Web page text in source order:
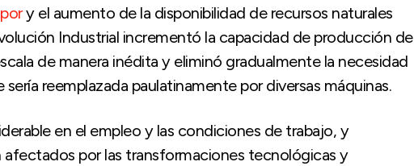
y el aumento de la disponibilidad de recursos naturales
Industrial incrementó la capacidad de producción de
de manera inédita y eliminó gradualmente la necesidad
reemplazada paulatinamente por diversas máquinas.
en el empleo y las condiciones de trabajo, y
afectados por las transformaciones tecnológicas y